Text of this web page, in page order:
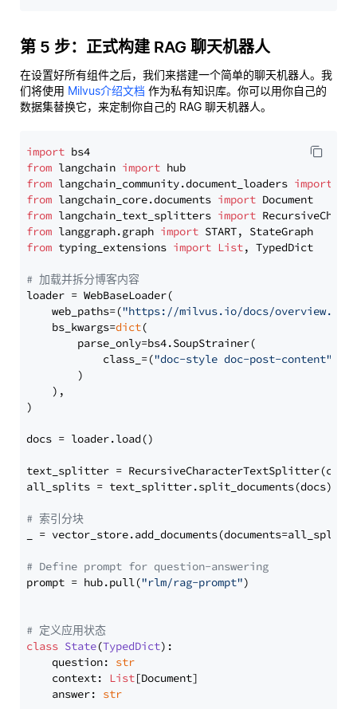
第 5 步：正式构建 RAG 聊天机器人
在设置好所有组件之后，我们来搭建一个简单的聊天机器人。我
们将使用 Milvus介绍文档 作为私有知识库。你可以用你自己的
数据集替换它，来定制你自己的 RAG 聊天机器人。
import
from langchain import
from langchain_community.document_loaders import
from langchain_core.documents import
from langchain_text_splitters import
from langgraph.graph import
from typing_extensions import List, TypedDict
# 加载并拆分博客内容
loader = WebBaseLoader(
    web_paths=(
"https://milvus.io/docs/overview.md"
    bs_kwargs=
dict(
        parse_only=bs4.SoupStrainer(
            class_=(
"doc-style doc-post-content"
        )
    ),
)
docs = loader.load()
text_splitter =
all_splits = text_splitter.split_documents(docs)
# 索引分块
_ = vector_store.add_documents(documents=all_splits)
# Define prompt for question-answering
prompt = hub.pull("rlm/rag-prompt")
# 定义应用状态
class State(TypedDict):
    question:
str
    context:
List[Document]
    answer:
str